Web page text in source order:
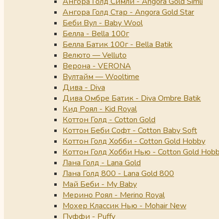
Ангора Голд Стар - Angora Gold Star
Беби Вул - Baby Wool
Белла - Bella 100г
Белла Батик 100г - Bella Batik
Велюто — Velluto
Верона - VERONA
Вултайм — Wooltime
Дива - Diva
Дива Омбре Батик - Diva Ombre Batik
Кид Роял - Kid Royal
Коттон Голд - Cotton Gold
Коттон Беби Софт - Cotton Baby Soft
Коттон Голд Хобби - Cotton Gold Hobby
Коттон Голд Хобби Нью - Cotton Gold
Лана Голд - Lana Gold
Лана Голд 800 - Lana Gold 800
Май Беби - My Baby
Мерино Роял - Merino Royal
Мохер Классик Нью - Mohair New
Пуффи - Puffy